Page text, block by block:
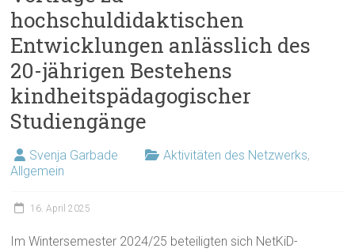
hochschuldidaktischen
Entwicklungen anlässlich des
20-jährigen Bestehens
kindheitspädagogischer
Studiengänge
Svenja Garbade Aktivitäten des Netzwerks,
Allgemein
16. April 2025
Im Wintersemester 2024/25 beteiligten sich NetKiD-